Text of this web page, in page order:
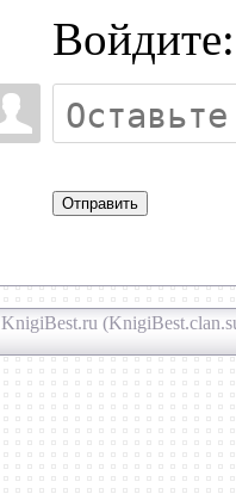
Отправить
KnigiBest.ru